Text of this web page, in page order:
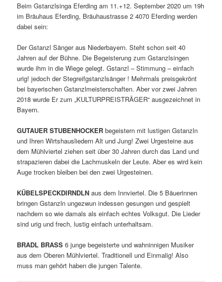
Beim Gstanzlsinga Eferding am 11.+12. September 2020 um 19h
im Bräuhaus Eferding, Bräuhaustrasse 2 4070 Eferding werden
dabei sein:
Der Gstanzl Sänger aus Niederbayern. Steht schon seit 40
Jahren auf der Bühne. Die Begeisterung zum Gstanzlsingen
wurde ihm in die Wiege gelegt. Gstanzl – Stimmung – einfach
urig! jedoch der Stegreifgstanzlsänger ! Mehrmals preisgekrönt
bei bayerischen Gstanzlmeisterschaften. Aber vor zwei Jahren
2018 wurde Er zum „KULTURPREISTRÄGER“ ausgezeichnet in
Bayern.
GUTAUER STUBENHOCKERbegeistern mit lustigen Gstanzln
und Ihren Wirtshausliedern Alt und Jung! Zwei Urgesteine aus
dem Mühlviertel ziehen seit über 30 Jahren durch das Land und
strapazieren dabei die Lachmuskeln der Leute. Aber es wird kein
Auge trocken bleiben bei den zwei Urgesteinen.
KÜBELSPECKDIRNDLNaus dem Innviertel. Die 5 Bäuerinnen
bringen Gstanzln ungezwun indessen gesungen und gespielt
nachdem so wie damals als einfach echtes Volksgut. Die Lieder
sind urig und frech, lustig einfach unterhaltsam.
BRADL BRASS6 junge begeisterte und wahninnigen Musiker
aus dem Oberen Mühlviertel. Traditionell und Einmalig!Also
muss man gehört haben die jungen Talente.